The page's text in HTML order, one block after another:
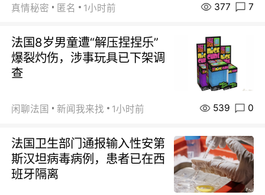
真情秘密 匿名 1小时前 377 7
法国8岁男童遭“解压捏捏乐”
爆裂灼伤，涉事玩具已下架调
查
闲聊法国 新闻我来找 1小时前 539 0
法国卫生部门通报输入性安第
斯汉坦病毒病例，患者已在西
班牙隔离